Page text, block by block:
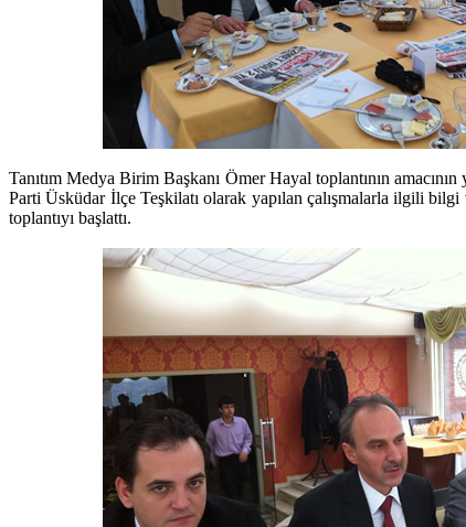
Tanıtım Medya Birim Başkanı Ömer Hayal toplantının
Parti Üsküdar İlçe Teşkilatı olarak yapılan çalışmalarla ilgili
toplantıyı başlattı.